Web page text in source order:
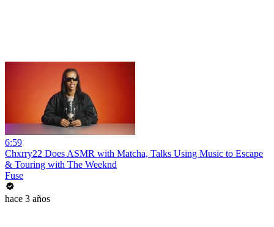
6:59
Chxrry22 Does ASMR with Matcha, Talks Using Music to Escape
& Touring with The Weeknd
Fuse
hace 3 años